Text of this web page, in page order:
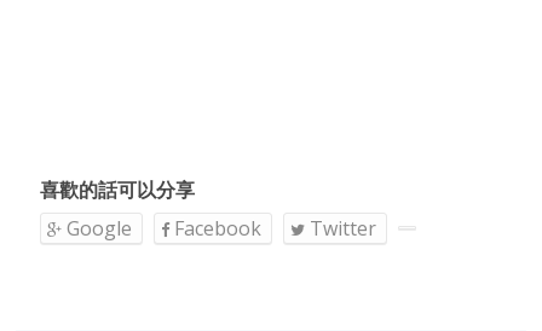
喜歡的話可以分享
Google
Facebook Twitter